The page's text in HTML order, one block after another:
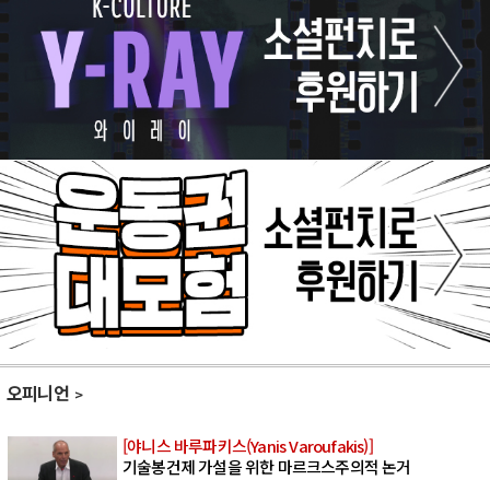
오피니언
[야니스 바루파키스(Yanis Varoufakis)]
기술봉건제 가설을 위한 마르크스주의적 논거